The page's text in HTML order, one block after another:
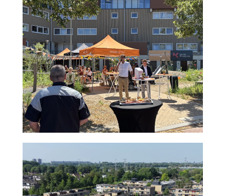
agnova